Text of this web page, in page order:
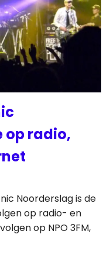
op radio,
Noorderslag is de
op radio- en
op NPO 3FM,